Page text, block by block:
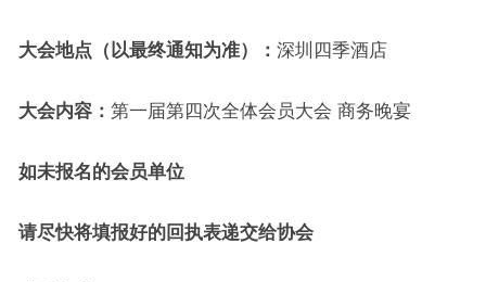
大会地点（以最终通知为准）： 深圳四季酒店
大会内容： 第一届第四次全体会员大会 商务晚宴
如未报名的会员单位
请尽快将填报好的回执表递交给协会